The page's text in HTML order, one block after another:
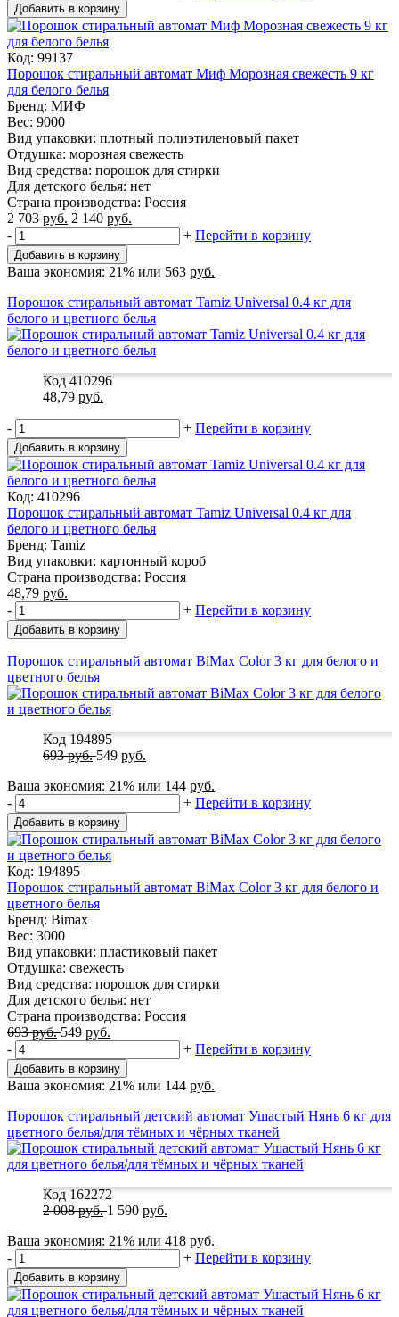
Добавить в корзину
Код: 99137
Порошок стиральный автомат Миф Морозная свежесть 9 кг
для белого белья
Бренд: МИФ
Вес: 9000
Вид упаковки: плотный полиэтиленовый пакет
Отдушка: морозная свежесть
Вид средства: порошок для стирки
Для детского белья: нет
Страна производства: Россия
2 703руб. 2 140 руб.
-
+ Перейти в корзину
Добавить в корзину
Ваша экономия: 21% или 563 руб.
Порошок стиральный автомат Tamiz Universal 0.4 кг для
белого и цветного белья
Код 410296
48,79 руб.
- + Перейти в корзину
Добавить в корзину
Код: 410296
Порошок стиральный автомат Tamiz Universal 0.4 кг для
белого и цветного белья
Бренд: Tamiz
Вид упаковки: картонный короб
Страна производства: Россия
48,79 руб.
-
+ Перейти в корзину
Добавить в корзину
Порошок стиральный автомат BiMax Color 3 кг для белого и
цветного белья
Код 194895
693руб. 549 руб.
Ваша экономия: 21% или 144 руб.
-
+ Перейти в корзину
Добавить в корзину
Код: 194895
Порошок стиральный автомат BiMax Color 3 кг для белого и
цветного белья
Бренд: Bimax
Вес: 3000
Вид упаковки: пластиковый пакет
Отдушка: свежесть
Вид средства: порошок для стирки
Для детского белья: нет
Страна производства: Россия
693руб. 549 руб.
-
+ Перейти в корзину
Добавить в корзину
Ваша экономия: 21% или 144 руб.
Порошок стиральный детский автомат Ушастый Нянь 6 кг для
цветного белья/для тёмных и чёрных тканей
Код 162272
2 008руб. 1 590 руб.
Ваша экономия: 21% или 418 руб.
-
+ Перейти в корзину
Добавить в корзину